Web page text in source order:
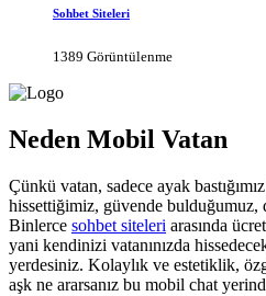
Sohbet Siteleri
1389 Görüntülenme
Neden Mobil Vatan
Çünkü vatan, sadece ayak
hissettiğimiz, güvende bulduğumuz,
Binlerce sohbet siteleri arasında
yani kendinizi vatanınızda
yerdesiniz. Kolaylık ve estetiklik,
aşk ne ararsanız bu mobil chat